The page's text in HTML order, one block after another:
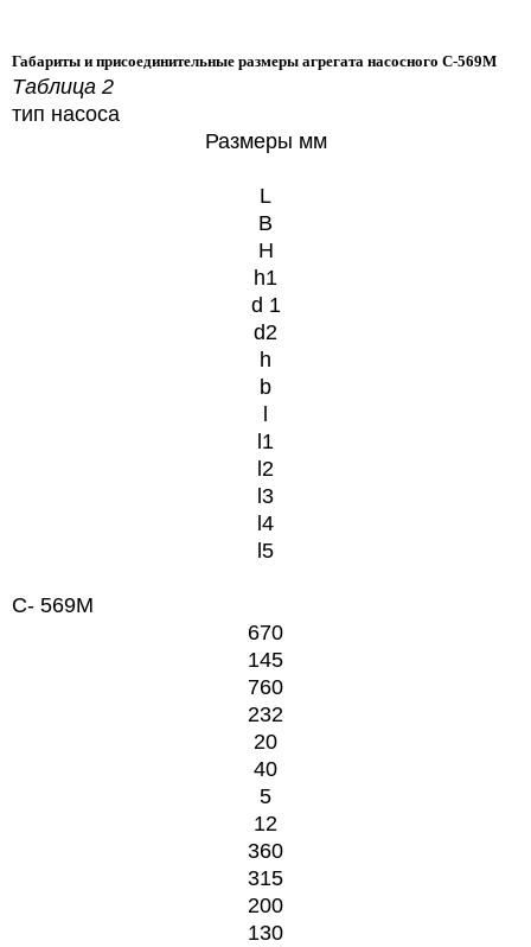
Габариты и присоединительные размеры агрегата насосного С-569М
Таблица 2
тип насоса
Размеры мм
L
В
Н
h1
d 1
d2
h
b
l1
l2
l3
l4
l5
С- 569М
670
145
760
232
20
40
5
12
360
315
200
130